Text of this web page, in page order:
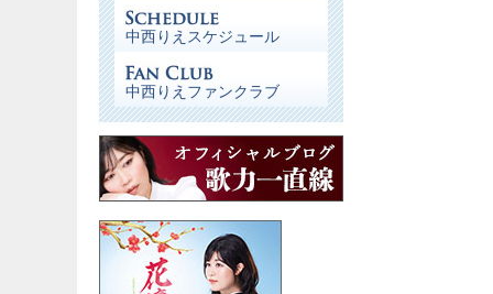
中西りえスケジュール
中西りえファンクラブ